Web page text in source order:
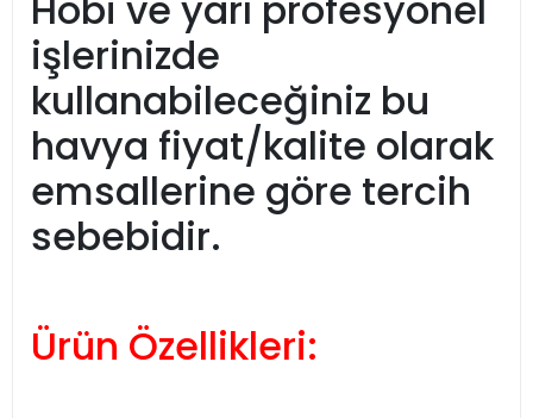
işlerinizde
kullanabileceğiniz bu
havya fiyat/kalite olarak
emsallerine göre tercih
sebebidir.
Ürün Özellikleri: